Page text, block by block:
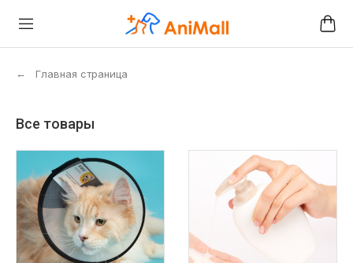
← Главная страница
Все товары